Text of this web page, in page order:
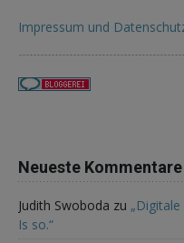
Impressum und
Neueste Kommentare
Judith Swoboda zu
Is so.“